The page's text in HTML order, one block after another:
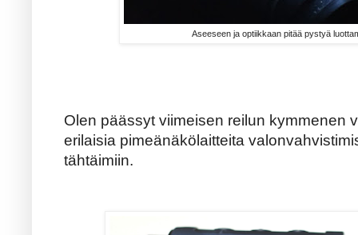
Aseeseen ja optiikkaan pitää pystyä
Olen päässyt viimeisen reilun kymmenen
erilaisia pimeänäkölaitteita
tähtäimiin.